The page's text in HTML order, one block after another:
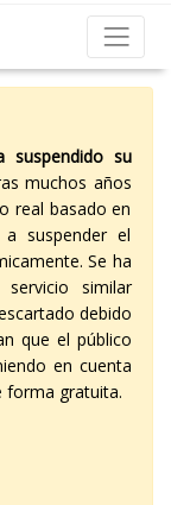
suspendido su
muchos años
real basado en
suspender el
Se ha
similar
debido
que el público
en cuenta
forma gratuita.